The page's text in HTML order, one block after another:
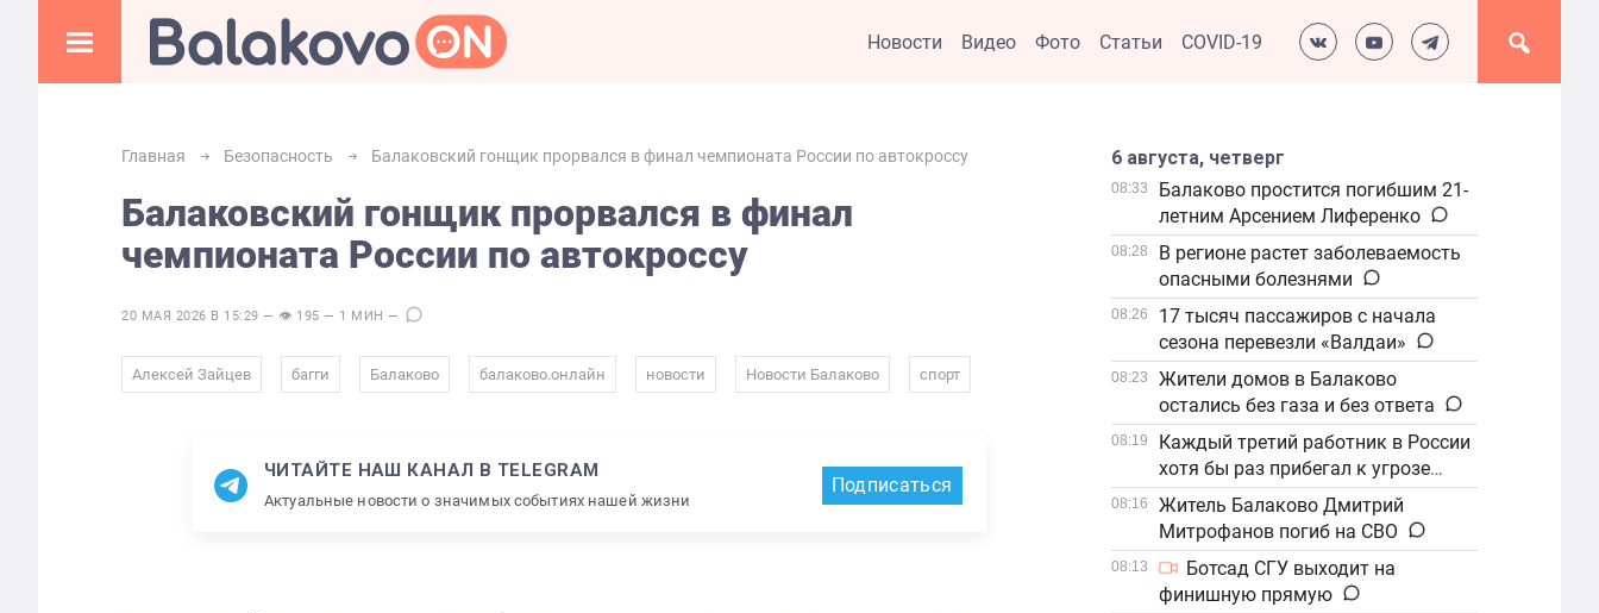
Новости Видео Фото Статьи COVID-19
Главная Безопасность Балаковский гонщик прорвался в финал чемпионата России по автокроссу
Балаковский гонщик прорвался в финал
чемпионата России по автокроссу
20 МАЯ 2026 В 15:29 — 👁 195 — 1 МИН —
Алексей Зайцев багги Балаково балаково.онлайн новости Новости Балаково спорт
ЧИТАЙТЕ НАШ КАНАЛ В TELEGRAM
Актуальные новости о значимых событиях нашей жизни
Подписаться
6 августа, четверг
08:33
Балаково простится погибшим 21-
летним Арсением Лиференко
08:28
В регионе растет заболеваемость
опасными болезнями
08:26
17 тысяч пассажиров с начала
сезона перевезли «Валдаи»
08:23
Жители домов в Балаково
остались без газа и без ответа
08:19
Каждый третий работник в России
хотя бы раз прибегал к угрозе
увольнения
08:16
Житель Балаково Дмитрий
Митрофанов погиб на СВО
08:13
Ботсад СГУ выходит на
финишную прямую